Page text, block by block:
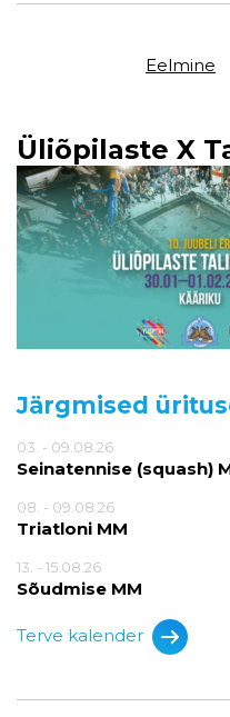
Üliõpilaste X
Järgmised
03. - 09.08.26
Seinatennise (squash)
08. - 09.08.26
Triatloni MM
13. - 15.08.26
Sõudmise MM
Terve kalender
Eelmine